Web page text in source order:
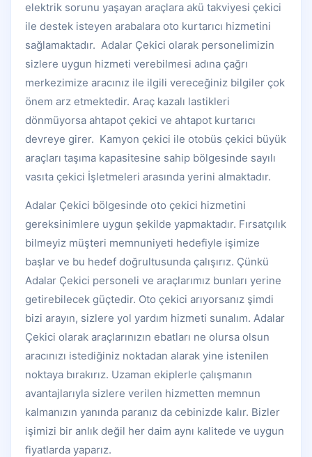
elektrik sorunu yaşayan araçlara akü takviyesi çekici
ile destek isteyen arabalara oto kurtarıcı hizmetini
sağlamaktadır. Adalar Çekici olarak personelimizin
sizlere uygun hizmeti verebilmesi adına çağrı
merkezimize aracınız ile ilgili vereceğiniz bilgiler çok
önem arz etmektedir. Araç kazalı lastikleri
dönmüyorsa ahtapot çekici ve ahtapot kurtarıcı
devreye girer. Kamyon çekici ile otobüs çekici büyük
araçları taşıma kapasitesine sahip bölgesinde sayılı
vasıta çekici İşletmeleri arasında yerini almaktadır.
Adalar Çekici bölgesinde oto çekici hizmetini
gereksinimlere uygun şekilde yapmaktadır. Fırsatçılık
bilmeyiz müşteri memnuniyeti hedefiyle işimize
başlar ve bu hedef doğrultusunda çalışırız. Çünkü
Adalar Çekici personeli ve araçlarımız bunları yerine
getirebilecek güçtedir. Oto çekici arıyorsanız şimdi
bizi arayın, sizlere yol yardım hizmeti sunalım. Adalar
Çekici olarak araçlarınızın ebatları ne olursa olsun
aracınızı istediğiniz noktadan alarak yine istenilen
noktaya bırakırız. Uzaman ekiplerle çalışmanın
avantajlarıyla sizlere verilen hizmetten memnun
kalmanızın yanında paranız da cebinizde kalır. Bizler
işimizi bir anlık değil her daim aynı kalitede ve uygun
fiyatlarda yaparız.